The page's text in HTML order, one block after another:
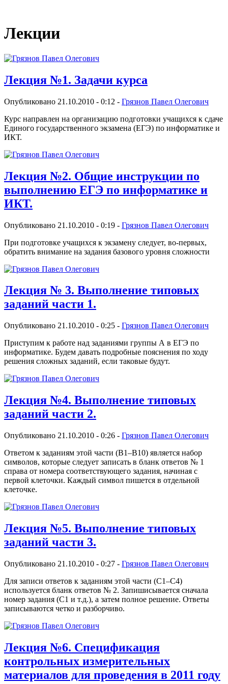
Лекции
Лекция №1. Задачи курса
Опубликовано 21.10.2010 - 0:12 - Грязнов Павел Олегович
Курс направлен на организацию подготовки учащихся к сдаче
Единого государственного экзамена (ЕГЭ) по информатике и
ИКТ.
Лекция №2. Общие инструкции по
выполнению ЕГЭ по информатике и
ИКТ.
Опубликовано 21.10.2010 - 0:19 - Грязнов Павел Олегович
При подготовке учащихся к экзамену следует, во-первых,
обратить внимание на задания базового уровня сложности
Лекция № 3. Выполнение типовых
заданий части 1.
Опубликовано 21.10.2010 - 0:25 - Грязнов Павел Олегович
Приступим к работе над заданиями группы А в ЕГЭ по
информатике. Будем давать подробные пояснения по ходу
решения сложных заданий, если таковые будут.
Лекция №4. Выполнение типовых
заданий части 2.
Опубликовано 21.10.2010 - 0:26 - Грязнов Павел Олегович
Ответом к заданиям этой части (В1–В10) является набор
символов, которые следует записать в бланк ответов № 1
справа от номера соответствующего задания, начиная с
первой клеточки. Каждый символ пишется в отдельной
клеточке.
Лекция №5. Выполнение типовых
заданий части 3.
Опубликовано 21.10.2010 - 0:27 - Грязнов Павел Олегович
Для записи ответов к заданиям этой части (С1–С4)
используется бланк ответов № 2. Запишисывается сначала
номер задания (С1 и т.д.), а затем полное решение. Ответы
записываются четко и разборчиво.
Лекция №6. Спецификация
контрольных измерительных
материалов для проведения в 2011 году